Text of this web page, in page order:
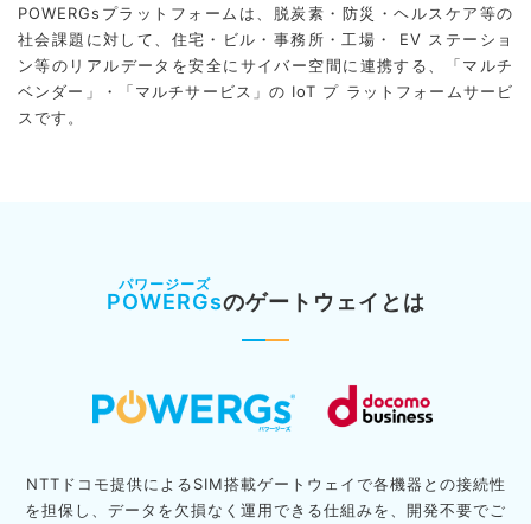
POWERGsプラットフォームは、脱炭素・防災・ヘルスケア等の
社会課題に対して、住宅・ビル・事務所・工場・ EV ステーショ
ン等のリアルデータを安全にサイバー空間に連携する、「マルチ
ベンダー」・「マルチサービス」の IoT プ ラットフォームサービ
スです。
POWERGsのゲートウェイとは
NTTドコモ提供によるSIM搭載ゲートウェイで各機器との接続性
を担保し、 データを欠損なく運用できる仕組みを、開発不要でご